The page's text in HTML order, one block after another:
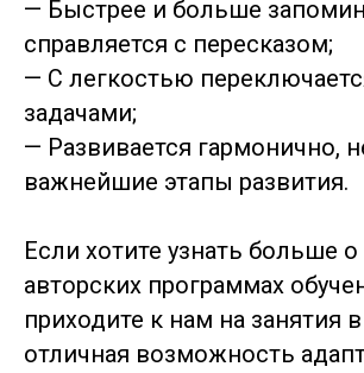
— Быстрее и больше
справляется с пересказом;
— С легкостью
задачами;
— Развивается гармонично,
важнейшие этапы развития.
Если хотите узнать больше
авторских программах
приходите к нам на занятия
отличная возможность